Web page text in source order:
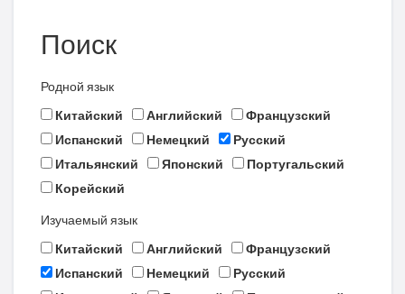
Поиск
Родной язык
Китайский
Английский
Французский
Испанский
Немецкий
Русский
Итальянский
Японский
Португальский
Корейский
Изучаемый язык
Китайский
Английский
Французский
Испанский
Немецкий
Русский